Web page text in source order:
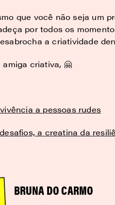
que você não seja um
por todos os
a criatividade
amiga criativa, 🤗
a pessoas rudes
a creatina da
BRUNA DO CARMO